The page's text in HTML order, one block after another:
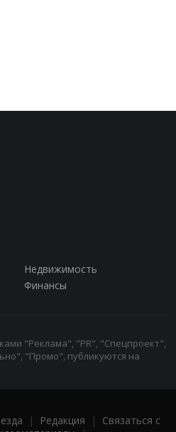
Недвижимость
Финансы
"Реклама", "PR", "Спецпроект",
"Промо", публикуются на
| Редакция | Связаться с